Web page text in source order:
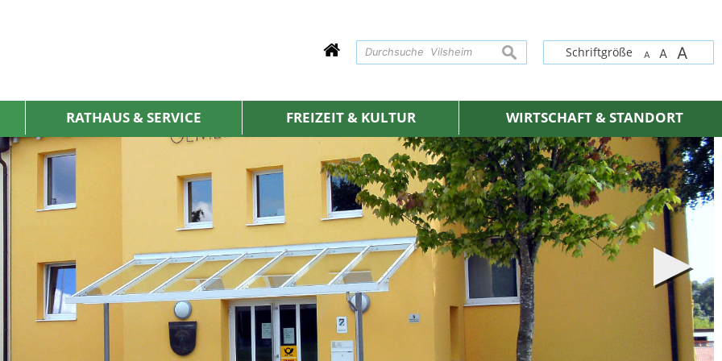
Schriftgröße A A A
suchen
RATHAUS & SERVICE FREIZEIT & KULTUR WIRTSCHAFT & STANDORT